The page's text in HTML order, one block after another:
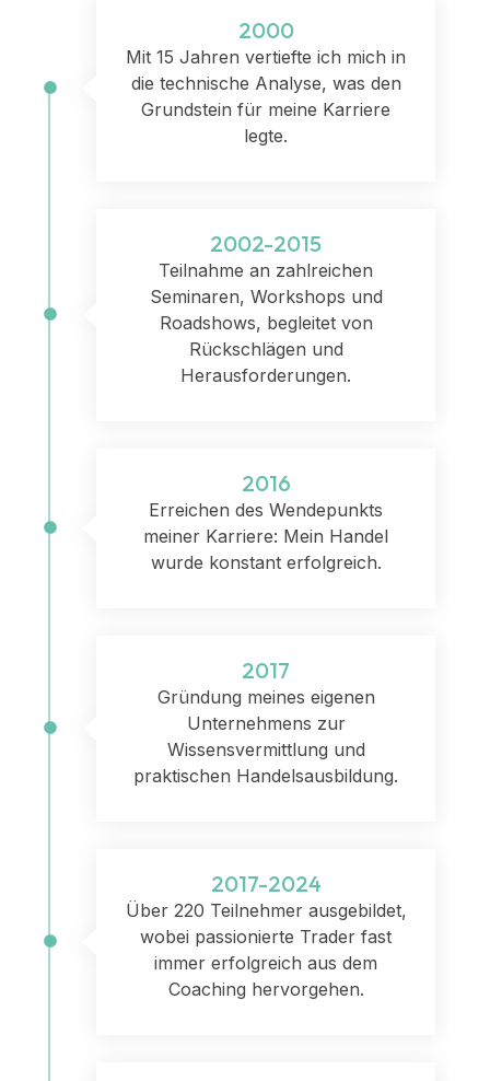
2000
Mit 15 Jahren vertiefte ich mich in
die technische Analyse, was den
Grundstein für meine Karriere
legte.
2002-2015
Teilnahme an zahlreichen
Seminaren, Workshops und
Roadshows, begleitet von
Rückschlägen und
Herausforderungen.
2016
Erreichen des Wendepunkts
meiner Karriere: Mein Handel
wurde konstant erfolgreich.
2017
Gründung meines eigenen
Unternehmens zur
Wissensvermittlung und
praktischen Handelsausbildung.
2017-2024
Über 220 Teilnehmer ausgebildet,
wobei passionierte Trader fast
immer erfolgreich aus dem
Coaching hervorgehen.